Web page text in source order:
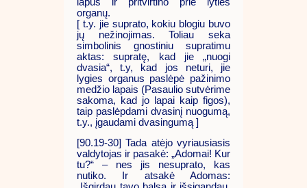
organų.
[ t.y. jie suprato, kokiu blogiu buvo
jų nežinojimas. Toliau seka
simbolinis gnostiniu supratimu
aktas: supratę, kad jie „nuogi
dvasia“, t.y, kad jos neturi, jie
lygies organus paslėpė pažinimo
medžio lapais (Pasaulio sutvėrime
sakoma, kad jo lapai kaip figos),
taip paslėpdami dvasinį nuogumą,
t.y., įgaudami dvasingumą ]
[90.19-30] Tada atėjo vyriausiasis
valdytojas ir pasakė: „Adomai! Kur
tu?“ – nes jis nesuprato, kas
nutiko. Ir atsakė Adomas: